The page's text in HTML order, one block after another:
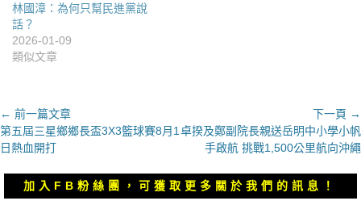
林國漳：為何只幫民進黨說
話？
2026-01-09
類似文章
文
章
導
覽
← 前一篇文章
上
一
章：
第五屆三星鄉鄉長盃3X3籃球賽8月1
日熱血開打
下一頁 →
下
文
章：
卓揆及鄭副院長親送岳明中小學小帆
手啟航 挑戰1,500公里航向沖繩
加入FB粉絲團，可獲取更多關於我們的訊息！